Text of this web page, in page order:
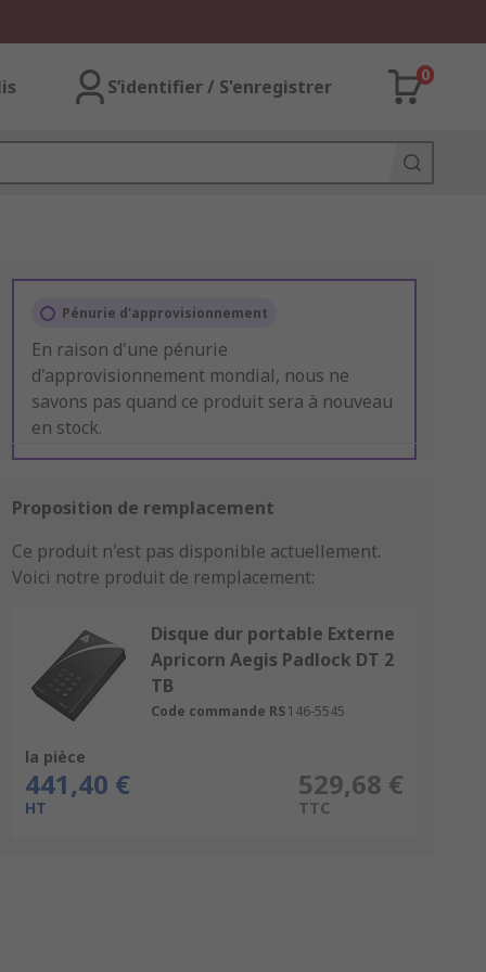
S’identifier / S'enregistrer
0
Pénurie d'approvisionnement
En raison d'une pénurie
d'approvisionnement mondial, nous ne
savons pas quand ce produit sera à nouveau
en stock.
Proposition de remplacement
Ce produit n'est pas disponible actuellement.
Voici notre produit de remplacement:
Disque dur portable Externe
Apricorn Aegis Padlock DT 2
TB
Code commande RS146-5545
la pièce
441,40 €
HT
529,68 €
TTC